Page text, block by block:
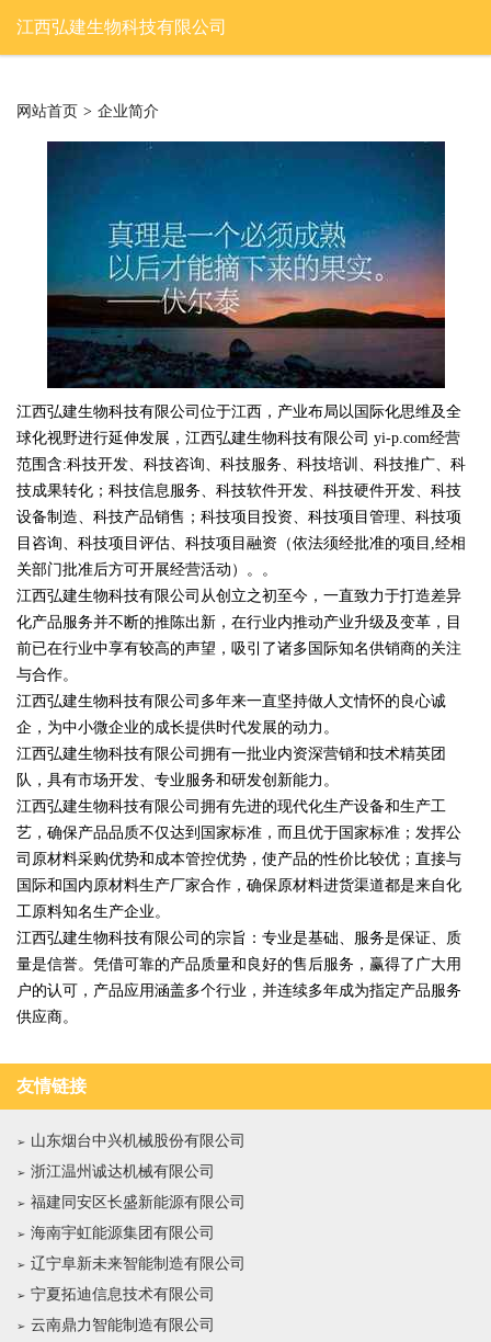
江西弘建生物科技有限公司
网站首页 > 企业简介
江西弘建生物科技有限公司位于江西，产业布局以国际化思维及全
球化视野进行延伸发展，江西弘建生物科技有限公司 yi-p.com经营
范围含:科技开发、科技咨询、科技服务、科技培训、科技推广、科
技成果转化；科技信息服务、科技软件开发、科技硬件开发、科技
设备制造、科技产品销售；科技项目投资、科技项目管理、科技项
目咨询、科技项目评估、科技项目融资（依法须经批准的项目,经相
关部门批准后方可开展经营活动）。。
江西弘建生物科技有限公司从创立之初至今，一直致力于打造差异
化产品服务并不断的推陈出新，在行业内推动产业升级及变革，目
前已在行业中享有较高的声望，吸引了诸多国际知名供销商的关注
与合作。
江西弘建生物科技有限公司多年来一直坚持做人文情怀的良心诚
企，为中小微企业的成长提供时代发展的动力。
江西弘建生物科技有限公司拥有一批业内资深营销和技术精英团
队，具有市场开发、专业服务和研发创新能力。
江西弘建生物科技有限公司拥有先进的现代化生产设备和生产工
艺，确保产品品质不仅达到国家标准，而且优于国家标准；发挥公
司原材料采购优势和成本管控优势，使产品的性价比较优；直接与
国际和国内原材料生产厂家合作，确保原材料进货渠道都是来自化
工原料知名生产企业。
江西弘建生物科技有限公司的宗旨：专业是基础、服务是保证、质
量是信誉。凭借可靠的产品质量和良好的售后服务，赢得了广大用
户的认可，产品应用涵盖多个行业，并连续多年成为指定产品服务
供应商。
友情链接
山东烟台中兴机械股份有限公司
浙江温州诚达机械有限公司
福建同安区长盛新能源有限公司
海南宇虹能源集团有限公司
辽宁阜新未来智能制造有限公司
宁夏拓迪信息技术有限公司
云南鼎力智能制造有限公司